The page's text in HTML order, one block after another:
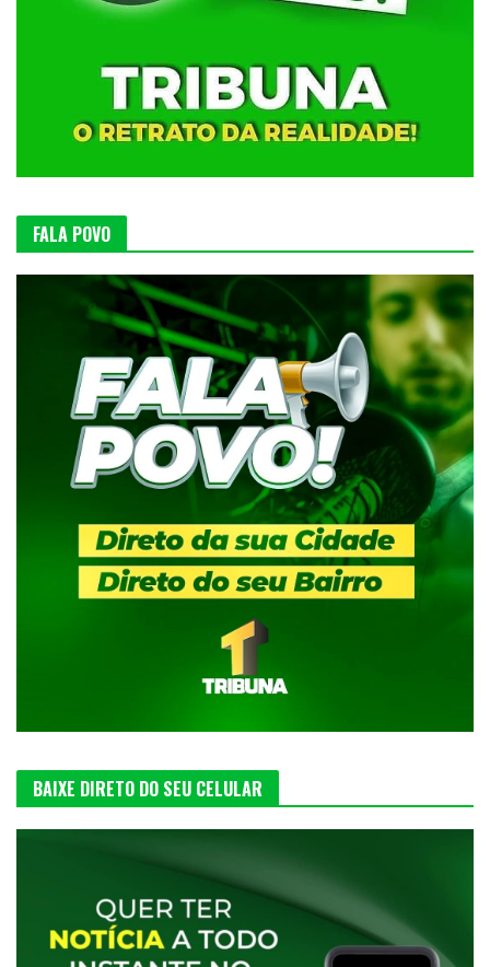
FALA POVO
BAIXE DIRETO DO SEU CELULAR